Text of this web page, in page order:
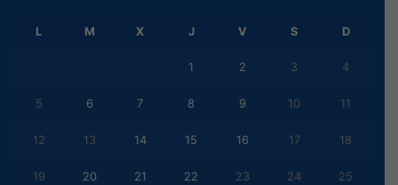
L M X J V S D
1 2 3 4
5 6 7 8 9 10 11
12 13 14 15 16 17 18
19 20 21 22 23 24 25